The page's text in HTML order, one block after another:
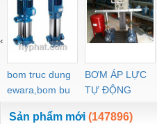
bom truc dung
ewara,bom bu
ewara
BƠM ÁP LỰC
TỰ ĐỘNG
‹
Sản phẩm mới (147896)